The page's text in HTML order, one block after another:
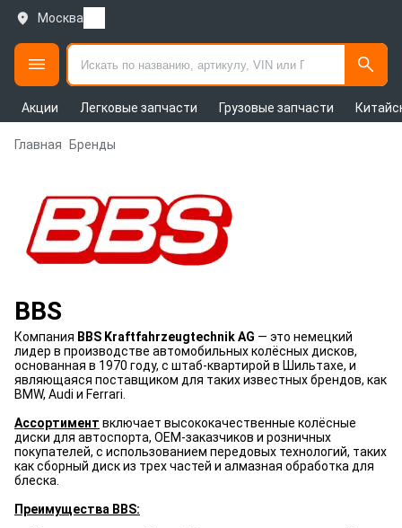
Москва
Акции Легковые запчасти Грузовые запчасти
Главная Бренды
BBS
Компания BBS Kraftfahrzeugtechnik AG — это немецкий
лидер в производстве автомобильных колёсных дисков,
основанная в 1970 году, с штаб-квартирой в Шильтахе, и
являющаяся поставщиком для таких известных брендов, как
BMW, Audi и Ferrari.
Ассортимент включает высококачественные колёсные
диски для автоспорта, OEM-заказчиков и розничных
покупателей, с использованием передовых технологий, таких
как сборный диск из трех частей и алмазная обработка для
блеска.
Преимущества BBS: